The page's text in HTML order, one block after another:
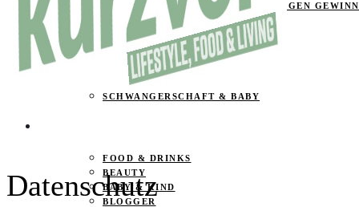
TEILNAHMEBEDINGUNGEN
ARCHIV
SPAREN
PRODUKTTEST – SEITEN
SCHWANGERSCHAFT & BABY
FOOD & DRINKS
BEAUTY
BABY & KIND
BLOGGER
Datenschutz